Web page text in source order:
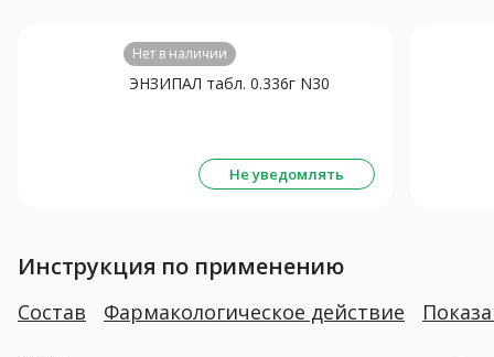
Нет в наличии
ЭНЗИПАЛ табл. 0.336г N30
Не уведомлять
Инструкция по применению
Состав Фармакологическое действие